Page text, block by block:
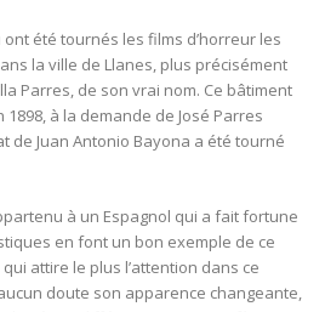
été tournés les films d’horreur les
la ville de Llanes, plus précisément
Parres, de son vrai nom. Ce bâtiment
à la demande de José Parres
de Juan Antonio Bayona a été tourné
à un Espagnol qui a fait fortune
en font un bon exemple de ce
attire le plus l’attention dans ce
doute son apparence changeante,